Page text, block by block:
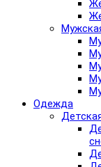
Одежда